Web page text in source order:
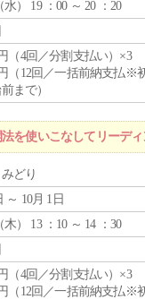
水） 19 ：00 ～ 20 ：20
（4回／分割支払い）×3
（12回／一括前納支払※
まで）
使いこなしてリーディ
どり
～ 10月 1日
木） 13 ：10 ～ 14 ：30
（4回／分割支払い）×3
（12回／一括前納支払※